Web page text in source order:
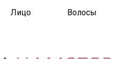
Лицо Волосы